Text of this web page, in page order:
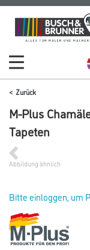
Zum
Inhalt
Zum
Navigationsmenü
Zurück
M-Plus
Tapeten
Abbildung ähnlich
Bitte einloggen, um